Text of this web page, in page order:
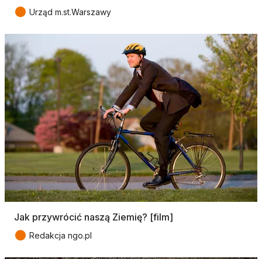
● Urząd m.st.Warszawy
Jak przywrócić naszą Ziemię? [film]
● Redakcja ngo.pl